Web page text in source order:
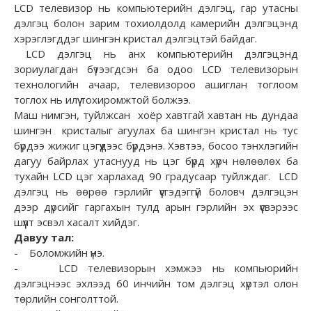
LCD телевизор нь компьютерийн дэлгэц, гар утасны
дэлгэц болон зарим тохиолдолд камерийн дэлгэцэнд
хэрэглэгддэг шингэн кристал дэлгэцтэй байдаг.
LCD дэлгэц нь анх компьютерийн дэлгэцэнд
зориулагдан бүтээгдсэн ба одоо LCD телевизорын
технологийн ачаар, телевизороо ашиглан тоглоом
тоглох нь илүү тохиромжтой болжээ.
Маш нимгэн, туйлжсан хоёр хавтгай хавтан нь дундаа
шингэн кристалыг агуулах ба шингэн кристал нь тус
бүрдээ жижиг цэгүүдээс бүрдэнэ. Хэвтээ, босоо тэнхлэгийн
дагуу байрлах утаснууд нь цэг бүрд хүрч нөлөөлөх ба
тухайн LCD цэг харлахад 90 градусаар туйлждаг. LCD
дэлгэц нь өөрөө гэрлийг үүсгэдэггүй боловч дэлгэцэн
дээр дүрсийг гаргахын тулд арын гэрлийн эх үүсвэрээс
шүүлт эсвэл хасалт хийдэг.
Давуу тал:
- Боломжийн үнэ.
- LCD телевизорын хэмжээ нь компьюрийн
дэлгэцнээс эхлээд 60 инчийн том дэлгэц хүртэл олон
төрлийн сонголттой.